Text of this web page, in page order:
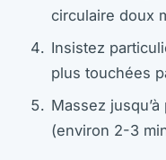
circulaire doux
Insistez
plus touchées
Massez
(environ 2-3